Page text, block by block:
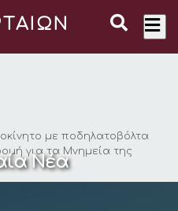
Ημέρα
με ποδηλατοβόλτα
για τα Μνημεία της
Νέα